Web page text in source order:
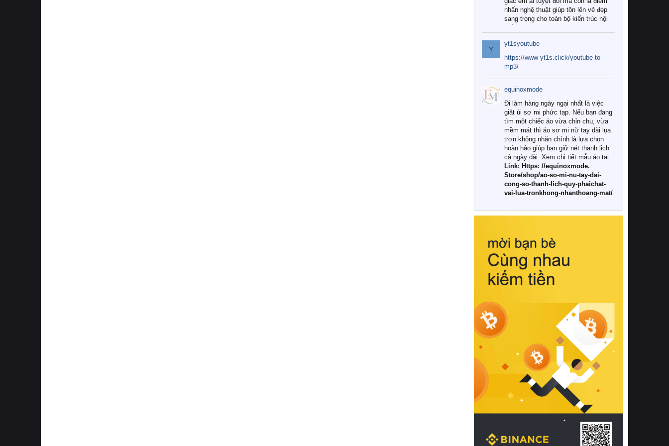
nhấn nghệ thuật giúp tôn lên vẻ đẹp
sang trọng cho toàn bộ kiến trúc nội
Tuy nhiên, giữa thị trường đa dạng
với vô vàn thương hiệu và mẫu mã
như hiện nay, làm thế nào để chọn
được những bộ chăn ga gối đệm cao
cấp thực sự chất lượng, phù hợp với
khí hậu và nhu cầu sử dụng của gia
đình? Hãy cùng chúng tôi đi tìm lời
giải đáp chi tiết qua bài viết dưới đây.
1. Tại sao các gia đình hiện đại lại ưa
chuộng chăn ga gối đệm cao cấp?
Khác với các dòng sản phẩm thông
thường, những bộ chăn ga gối đệm
cao cấp trải qua quy trình sản xuất
nghiêm ngặt từ khâu chọn lọc nguyên
liệu tự nhiên đến công nghệ dệt
nhuộm hiện đại không chứa hóa chất
này, bạn sẽ cảm nhận rõ rệt sự khác
hồi chuẩn xác của phần đệm nâng đỡ
cột sống.
Bên cạnh đó, việc lựa chọn các dòng
sản phẩm đạt chuẩn chất lượng quốc
tế còn giúp ngăn ngừa tình trạng kích
khuẩn và nấm mốc trong điều kiện
thời tiết nóng ẩm. Bạn có thể tìm hiểu
thêm các nghiên cứu khoa học về tác
động của giấc ngủ và môi trường
phòng ngủ đối với sức khỏe con
người tại Sleep Foundation (External
Link) để có cái nhìn toàn diện hơn.
2. Các tiêu chí vàng khi lựa chọn
chăn ga gối đệm cao cấp cho phòng
ngủ
Để sở hữu một bộ chăn ga gối đệm
cao cấp hoàn hảo cả về thẩm mỹ lẫn
công năng, người tiêu dùng cần cân
nhắc kỹ lưỡng các tiêu chí quan trọng
Y
yt1syoutube
https://www-yt1s.click/youtube-to-
mp3/
equinoxmode
Đi làm hàng ngày ngại nhất là việc
giặt ủi sơ mi phức tạp. Nếu bạn đang
tìm một chiếc áo vừa chỉn chu, vừa
mềm mát thì áo sơ mi nữ tay dài lụa
trơn không nhăn chính là lựa chọn
hoàn hảo giúp bạn giữ nét thanh lịch
cả ngày dài. Xem chi tiết mẫu áo tại:
Link: Https: //equinoxmode.
Store/shop/ao-so-mi-nu-tay-dai-
cong-so-thanh-lich-quy-phaichat-
vai-lua-tronkhong-nhanthoang-mat/